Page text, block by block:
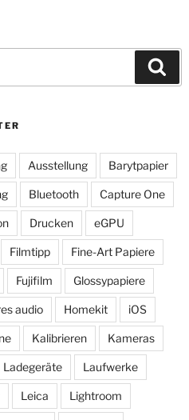
Ausstellung Barytpapier
Bluetooth Capture One
Drucken eGPU
Filmtipp Fine-Art Papiere
Fujifilm Glossypapiere
audio Homekit iOS
Kalibrieren Kameras
Ladegeräte Laufwerke
Leica Lightroom